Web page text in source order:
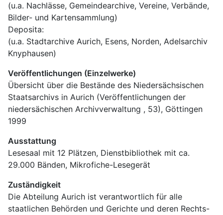
(u.a. Nachlässe, Gemeindearchive, Vereine, Verbände,
Bilder- und Kartensammlung)
Deposita:
(u.a. Stadtarchive Aurich, Esens, Norden, Adelsarchiv
Knyphausen)
Veröffentlichungen (Einzelwerke)
Übersicht über die Bestände des Niedersächsischen
Staatsarchivs in Aurich (Veröffentlichungen der
niedersächischen Archivverwaltung , 53), Göttingen
1999
Ausstattung
Lesesaal mit 12 Plätzen, Dienstbibliothek mit ca.
29.000 Bänden, Mikrofiche-Lesegerät
Zuständigkeit
Die Abteilung Aurich ist verantwortlich für alle
staatlichen Behörden und Gerichte und deren Rechts-